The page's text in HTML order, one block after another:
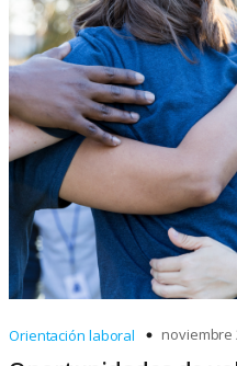
Orientación laboral noviembre